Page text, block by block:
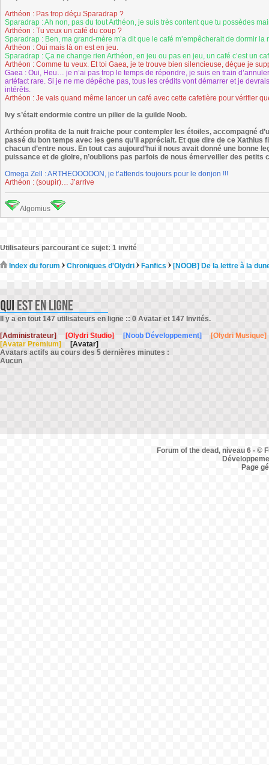
Arthéon : Pas trop déçu Sparadrap ?
Sparadrap : Ah non, pas du tout Arthéon, je suis très content que tu possèdes
Arthéon : Tu veux un café du coup ?
Sparadrap : Ben, ma grand-mère m’a dit que le café m’empêcherait de dormir la
Arthéon : Oui mais là on est en jeu.
Sparadrap : Ça ne change rien Arthéon, en jeu ou pas en jeu, un café c’est un
Arthéon : Comme tu veux. Et toi Gaea, je te trouve bien silencieuse, déçue je
Gaea : Oui, Heu… je n’ai pas trop le temps de répondre, je suis en train
artéfact rare. Si je ne me dépêche pas, tous les crédits vont démarrer et je
intérêts.
Arthéon : Je vais quand même lancer un café avec cette cafetière pour vérifier
Ivy s’était endormie contre un pilier de la guilde Noob.
Arthéon profita de la nuit fraiche pour contempler les étoiles, accompagné
passé du bon temps avec les gens qu’il appréciait. Et que dire de ce Xathius
chacun d’entre nous. En tout cas aujourd’hui il nous avait donné une bonne
puissance et de gloire, n’oublions pas parfois de nous émerveiller des petits
Omega Zell : ARTHEOOOOON, je t’attends toujours pour le donjon !!!
Arthéon : (soupir)… J’arrive
Algomius
Utilisateurs parcourant ce sujet: 1 invité
Index du forum Chroniques d'Olydri Fanfics [NOOB] De la lettre à la
Il y a en tout 147 utilisateurs en ligne :: 0 Avatar et 147 Invités.
[Administrateur]
[Olydri Studio] [Noob Développement]
[Olydri Musique]
[Avatar Premium]
[Avatar]
Avatars actifs au cours des 5 dernières minutes :
Aucun
Forum of the dead, niveau 6 - ©
Page